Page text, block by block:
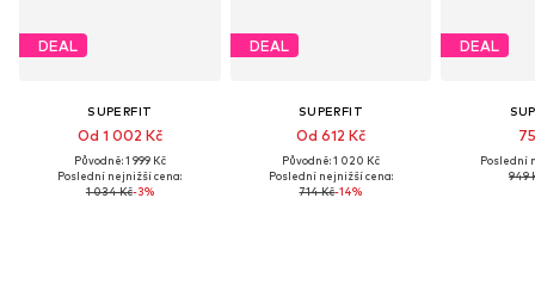
DEAL
SUPERFIT
Od 1 002 Kč
Původně: 1 999 Kč
Poslední nejnižší cena:
1 034 Kč-3%
DEAL
SUPERFIT
Od 612 Kč
Původně: 1 020 Kč
Poslední nejnižší cena:
714 Kč-14%
DEAL
Poslední
949